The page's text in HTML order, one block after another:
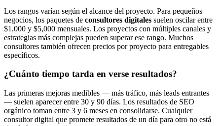
Los rangos varían según el alcance del proyecto. Para pequeños
negocios, los paquetes de consultores digitales suelen oscilar entre
$1,000 y $5,000 mensuales. Los proyectos con múltiples canales y
estrategias más complejas pueden superar ese rango. Muchos
consultores también ofrecen precios por proyecto para entregables
específicos.
¿Cuánto tiempo tarda en verse resultados?
Las primeras mejoras medibles — más tráfico, más leads entrantes
— suelen aparecer entre 30 y 90 días. Los resultados de SEO
orgánico toman entre 3 y 6 meses en consolidarse. Cualquier
consultor digital que promete resultados de un día para otro no está